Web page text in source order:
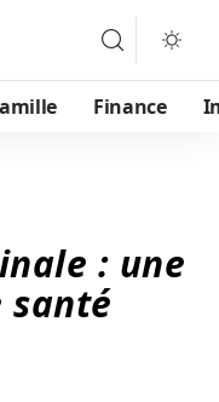
Finance
: une
santé